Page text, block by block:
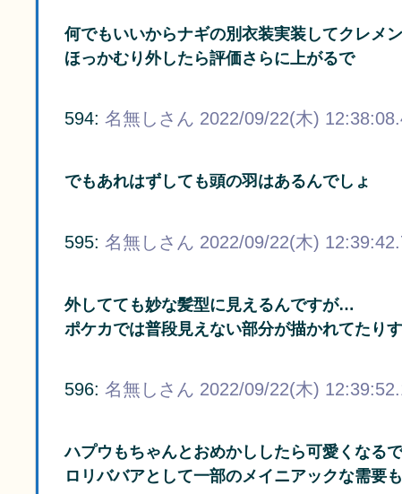
何でもいいからナギの別衣装実装してクレメ
ほっかむり外したら評価さらに上がるで
594: 名無しさん 2022/09/22(木)
でもあれはずしても頭の羽はあるんでしょ
595: 名無しさん 2022/09/22(木)
外してても妙な髪型に見えるんですが…
ポケカでは普段見えない部分が描かれてたり
596: 名無しさん 2022/09/22(木)
ハプウもちゃんとおめかししたら可愛くなるで
ロリババアとして一部のメイニアックな需要